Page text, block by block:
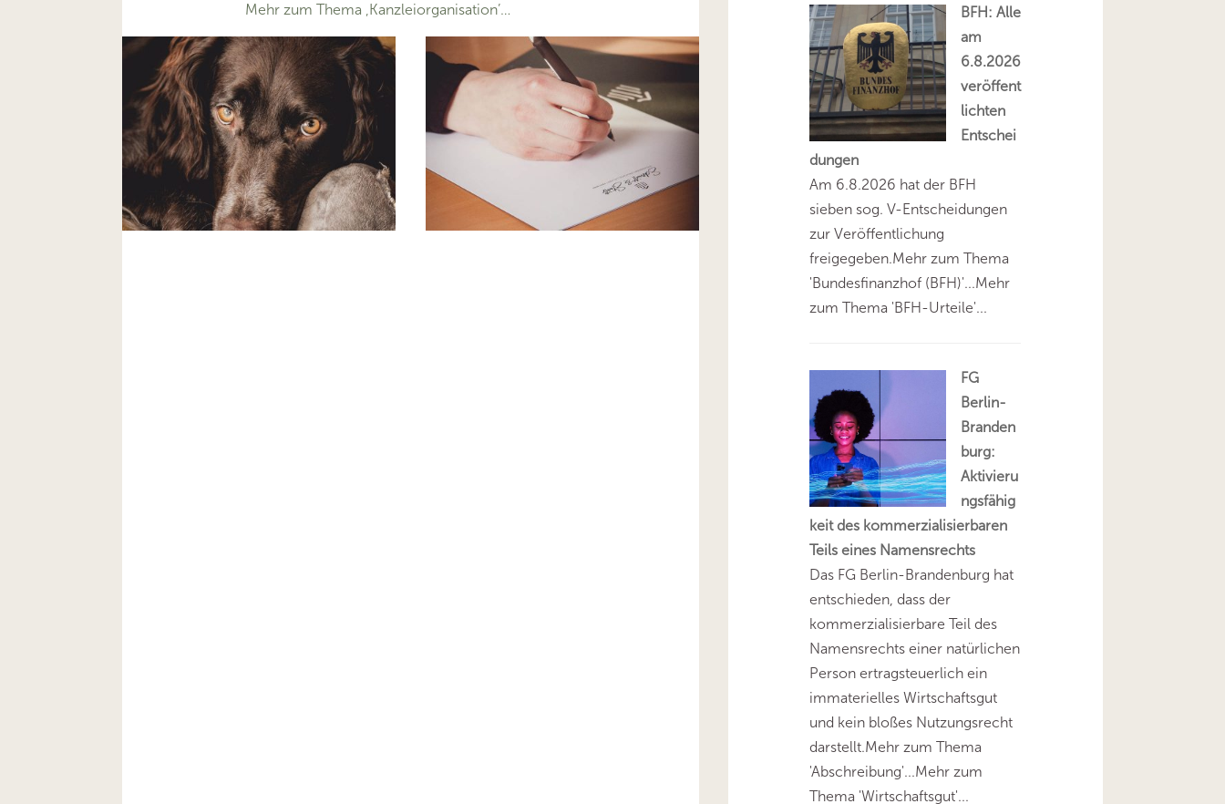
Mehr zum Thema ‚Kanzleiorganisation’…
BFH: Alle
am
6.8.2026
veröffent
lichten
Entschei
dungen
Am 6.8.2026 hat der BFH
sieben sog. V-Entscheidungen
zur Veröffentlichung
freigegeben.Mehr zum Thema
'Bundesfinanzhof (BFH)'...Mehr
zum Thema 'BFH-Urteile'...
FG
Berlin-
Branden
burg:
Aktivieru
ngsfähig
keit des kommerzialisierbaren
Teils eines Namensrechts
Das FG Berlin-Brandenburg hat
entschieden, dass der
kommerzialisierbare Teil des
Namensrechts einer natürlichen
Person ertragsteuerlich ein
immaterielles Wirtschaftsgut
und kein bloßes Nutzungsrecht
darstellt.Mehr zum Thema
'Abschreibung'...Mehr zum
Thema 'Wirtschaftsgut'...